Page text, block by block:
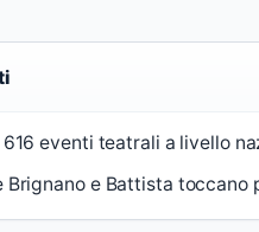
eventi teatrali a livello
Brignano e Battista toccano